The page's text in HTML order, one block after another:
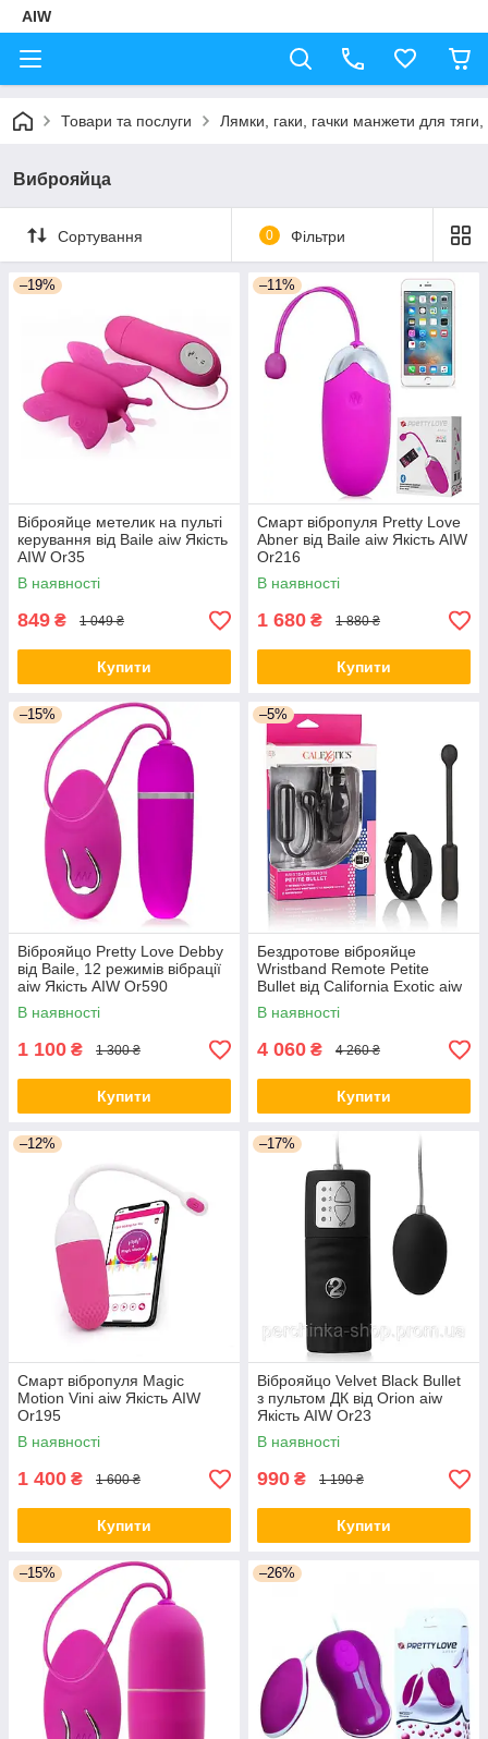
AIW
Товари та послуги Лямки, гаки, гачки манжети для
Виброяйца
Сортування 0 Фільтри
–19%
Віброяйце метелик на пульті
керування від Baile aiw Якість
AIW Or35
В наявності
849 ₴ 1 049 ₴
Купити
–11%
Смарт вібропуля Pretty Love
Abner від Baile aiw Якість AIW
Or216
В наявності
1 680 ₴ 1 880 ₴
Купити
–15%
Віброяйцо Pretty Love Debby
від Baile, 12 режимів вібрації
aiw Якість AIW Or590
В наявності
1 100 ₴ 1 300 ₴
Купити
–5%
Бездротове віброяйце
Wristband Remote Petite
Bullet від California Exotic aiw
Якість AIW Or1206
В наявності
4 060 ₴ 4 260 ₴
Купити
–12%
Смарт вібропуля Magic
Motion Vini aiw Якість AIW
Or195
В наявності
1 400 ₴ 1 600 ₴
Купити
–17%
Віброяйцо Velvet Black Bullet
з пультом ДК від Orion aiw
Якість AIW Or23
В наявності
990 ₴ 1 190 ₴
Купити
–15% –26%